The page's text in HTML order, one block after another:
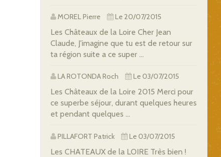
MOREL Pierre Le 20/07/2015
Les Châteaux de la Loire Cher Jean
Claude, J'imagine que tu est de retour sur
ta région suite a ce super ...
LA ROTONDA Roch Le 03/07/2015
Les Châteaux de la Loire 2015 Merci pour
ce superbe séjour, durant quelques heures
et pendant quelques ...
PILLAFORT Patrick Le 03/07/2015
Les CHATEAUX de la LOIRE Très bien !